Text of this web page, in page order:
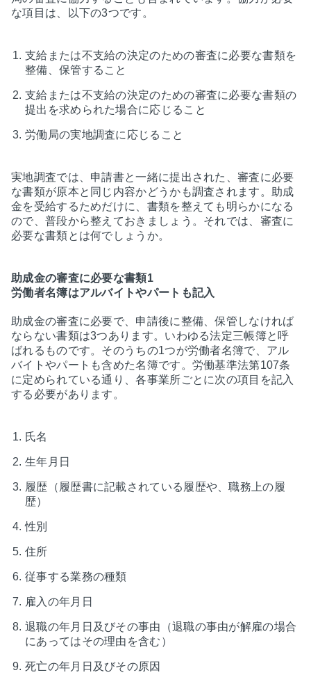
な項目は、以下の3つです。
支給または不支給の決定のための審査に必要な書類を
整備、保管すること
支給または不支給の決定のための審査に必要な書類の
提出を求められた場合に応じること
労働局の実地調査に応じること
実地調査では、申請書と一緒に提出された、審査に必要
な書類が原本と同じ内容かどうかも調査されます。助成
金を受給するためだけに、書類を整えても明らかになる
ので、普段から整えておきましょう。それでは、審査に
必要な書類とは何でしょうか。
助成金の審査に必要な書類1
労働者名簿はアルバイトやパートも記入
助成金の審査に必要で、申請後に整備、保管しなければ
ならない書類は3つあります。いわゆる法定三帳簿と呼
ばれるものです。そのうちの1つが労働者名簿で、アル
バイトやパートも含めた名簿です。労働基準法第107条
に定められている通り、各事業所ごとに次の項目を記入
する必要があります。
氏名
生年月日
履歴（履歴書に記載されている履歴や、職務上の履
歴）
性別
住所
従事する業務の種類
雇入の年月日
退職の年月日及びその事由（退職の事由が解雇の場合
にあってはその理由を含む）
死亡の年月日及びその原因